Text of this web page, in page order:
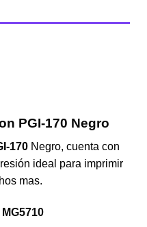
PGI-170 Negro
170 Negro, cuenta con
ideal para imprimir
mas.